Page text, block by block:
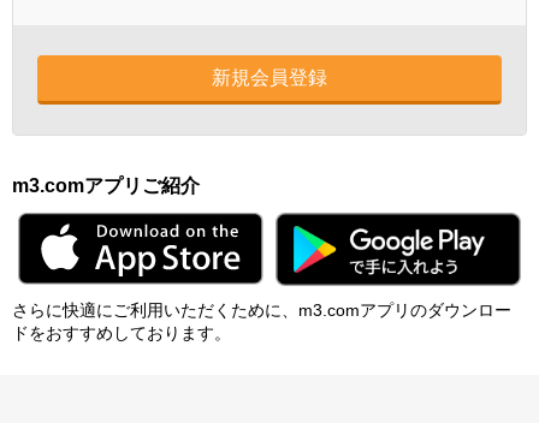
新規会員登録
m3.comアプリご紹介
さらに快適にご利⽤いただくために、m3.comアプリのダウンロー
ドをおすすめしております。